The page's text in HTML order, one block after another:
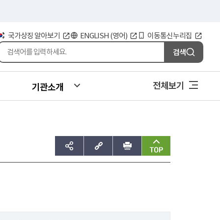
국가상징 알아보기 ENGLISH (영어) 이동통신누리집
검색
기관소개 전체보기
sns공유하기 주소복사 인쇄 맨위로